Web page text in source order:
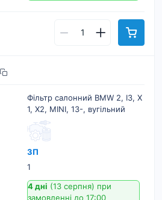
Фільтр салонний BMW 2, I3, X
1, X2, MINI, 13-, вугільний
ЗП
1
4 дні (13 серпня) при
замовленні до 17:00